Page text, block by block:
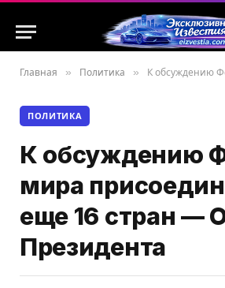
Главная » Политика » К обсуждению Формулы мира
ПОЛИТИКА
К обсуждению
мира
еще 16 стран —
Президента